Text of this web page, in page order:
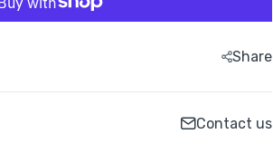
Share
Contact us